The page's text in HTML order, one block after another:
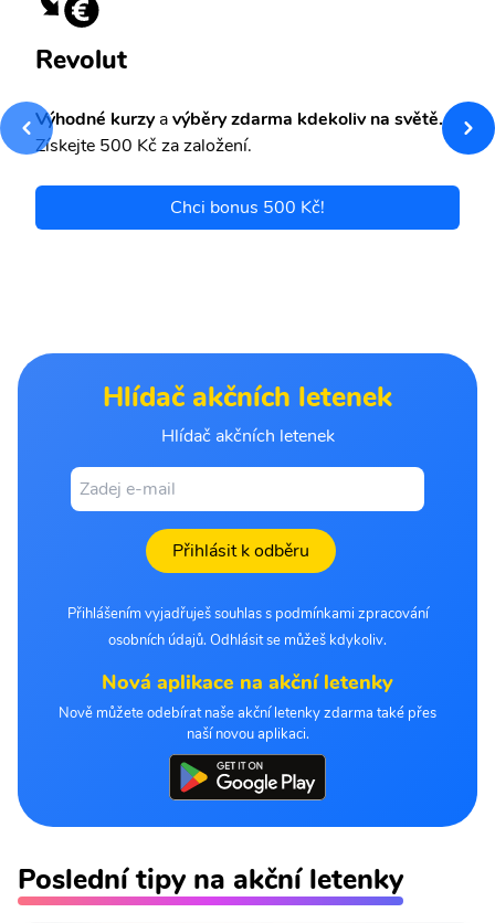
Revolut
Výhodné kurzyavýběry zdarma kdekoliv na světě.
Získejte 500 Kč za založení.
Chci bonus 500 Kč!
Hlídač akčních letenek
Hlídač akčních letenek
Přihlásit k odběru
Přihlášením vyjadřuješ souhlas s podmínkami zpracování
osobních údajů. Odhlásit se můžeš kdykoliv.
Nová aplikace na akční letenky
Nově můžete odebírat naše akční letenky zdarma také přes
naší novou aplikaci.
Poslední tipy na akční letenky